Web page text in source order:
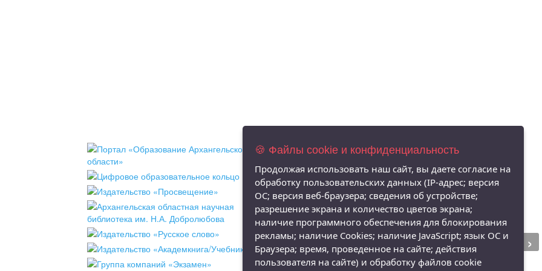
›
🍪 Файлы cookie и конфиденциальность
Продолжая использовать наш сайт, вы даете согласие на
обработку пользовательских данных (IP-адрес; версия
ОС; версия веб-браузера; сведения об устройстве;
разрешение экрана и количество цветов экрана;
наличие программного обеспечения для блокирования
рекламы; наличие Cookies; наличие JavaScript; язык ОС и
Браузера; время, проведенное на сайте; действия
пользователя на сайте) и обработку файлов cookie